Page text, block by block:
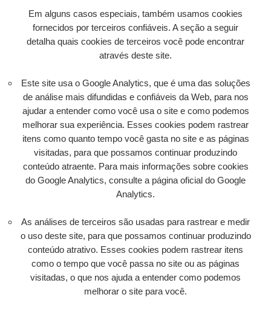
Em alguns casos especiais, também usamos cookies
fornecidos por terceiros confiáveis. A seção a seguir
detalha quais cookies de terceiros você pode encontrar
através deste site.
Este site usa o Google Analytics, que é uma das soluções
de análise mais difundidas e confiáveis ​​da Web, para nos
ajudar a entender como você usa o site e como podemos
melhorar sua experiência. Esses cookies podem rastrear
itens como quanto tempo você gasta no site e as páginas
visitadas, para que possamos continuar produzindo
conteúdo atraente. Para mais informações sobre cookies
do Google Analytics, consulte a página oficial do Google
Analytics.
As análises de terceiros são usadas para rastrear e medir
o uso deste site, para que possamos continuar produzindo
conteúdo atrativo. Esses cookies podem rastrear itens
como o tempo que você passa no site ou as páginas
visitadas, o que nos ajuda a entender como podemos
melhorar o site para você.